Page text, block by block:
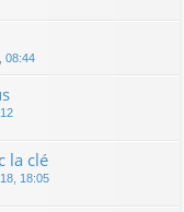
08:44
la clé
18:05